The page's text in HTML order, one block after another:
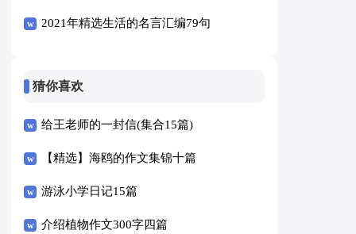
2021年精选生活的名言汇编79句
猜你喜欢
给王老师的一封信(集合15篇)
【精选】海鸥的作文集锦十篇
游泳小学日记15篇
介绍植物作文300字四篇